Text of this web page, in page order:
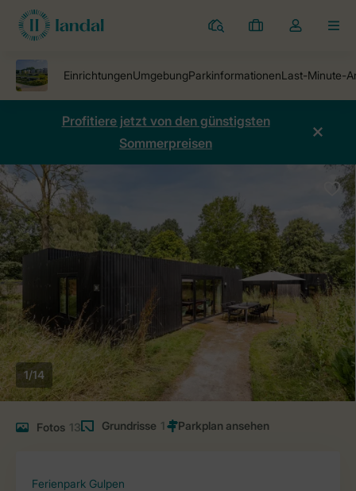
Ferienparks
Meine
Dropdown-
öffnen
Profitiere jetzt von den günstigsten
Sommerpreisen
1/14
Fotos 13 Grundrisse 1
Ferienpark Gulpen